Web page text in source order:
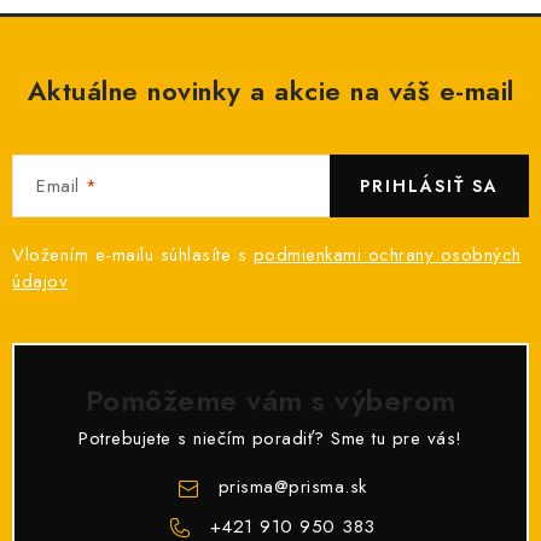
Aktuálne novinky a akcie na váš e-mail
Email
Vložením e-mailu súhlasíte s podmienkami ochrany osobných
údajov
PRIHLÁSIŤ SA
Pomôžeme vám s výberom
Potrebujete s niečím poradiť? Sme tu pre vás!
prisma@prisma.sk
+421 910 950 383